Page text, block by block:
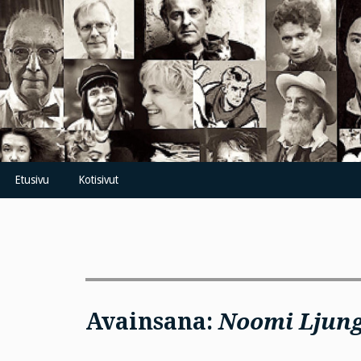
Skip
to
content
Etusivu Kotisivut
Avainsana:Noomi